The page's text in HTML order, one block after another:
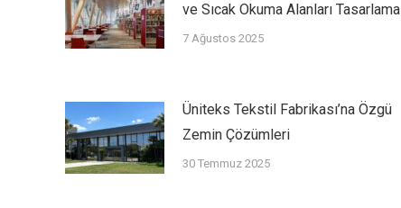
ve Sıcak Okuma Alanları Tasarlama
7 Ağustos 2025
Üniteks Tekstil Fabrikası’na Özgü
Zemin Çözümleri
30 Temmuz 2025